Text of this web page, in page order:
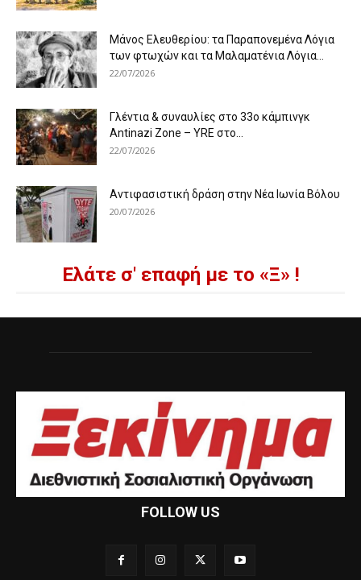
Μάνος Ελευθερίου: τα Παραπονεμένα Λόγια
των φτωχών και τα Μαλαματένια Λόγια...
22/07/2026
Γλέντια & συναυλίες στο 33ο κάμπινγκ
Antinazi Zone – YRE στο...
22/07/2026
Αντιφασιστική δράση στην Νέα Ιωνία Βόλου
20/07/2026
Ελάτε σ' επαφή με το «Ξ» !
FOLLOW US